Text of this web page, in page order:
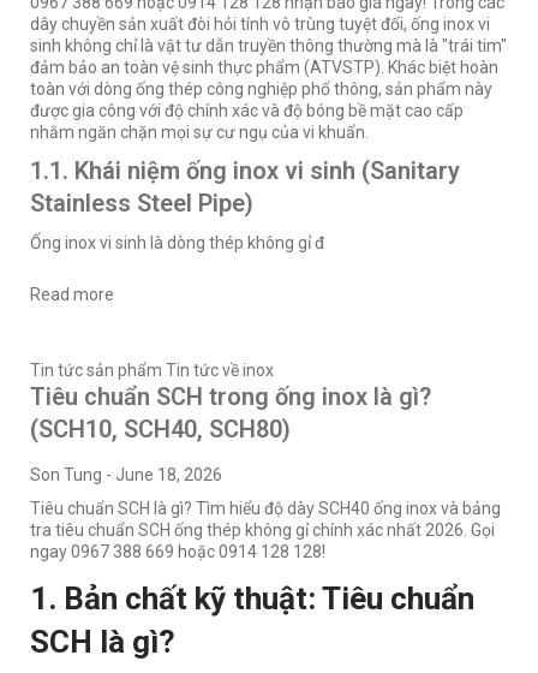
dây chuyền sản xuất đòi hỏi tính vô trùng tuyệt đối, ống inox vi
sinh không chỉ là vật tư dẫn truyền thông thường mà là "trái tim"
đảm bảo an toàn vệ sinh thực phẩm (ATVSTP). Khác biệt hoàn
toàn với dòng ống thép công nghiệp phổ thông, sản phẩm này
được gia công với độ chính xác và độ bóng bề mặt cao cấp
nhằm ngăn chặn mọi sự cư ngụ của vi khuẩn.
1.1. Khái niệm ống inox vi sinh (Sanitary
Stainless Steel Pipe)
Ống inox vi sinh là dòng thép không gỉ đ
Read more
Tin tức sản phẩm Tin tức về inox
Tiêu chuẩn SCH trong ống inox là gì?
(SCH10, SCH40, SCH80)
Son Tung - June 18, 2026
Tiêu chuẩn SCH là gì? Tìm hiểu độ dày SCH40 ống inox và bảng
tra tiêu chuẩn SCH ống thép không gỉ chính xác nhất 2026. Gọi
ngay 0967 388 669 hoặc 0914 128 128!
1. Bản chất kỹ thuật: Tiêu chuẩn
SCH là gì?